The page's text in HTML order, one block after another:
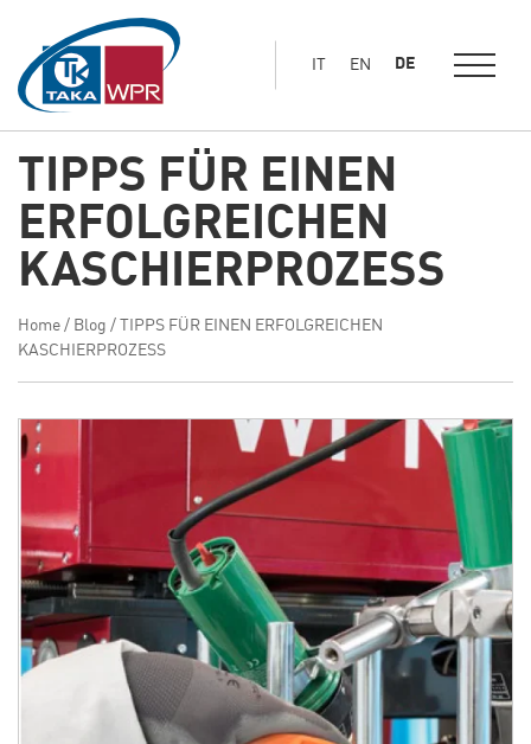
springen
IT EN DE
TIPPS FÜR EINEN
ERFOLGREICHEN
KASCHIERPROZESS
Home / Blog /
TIPPS FÜR EINEN ERFOLGREICHEN
KASCHIERPROZESS